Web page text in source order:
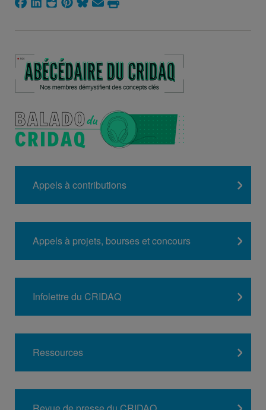
Appels à contributions
Appels à projets, bourses et concours
Infolettre du CRIDAQ
Ressources